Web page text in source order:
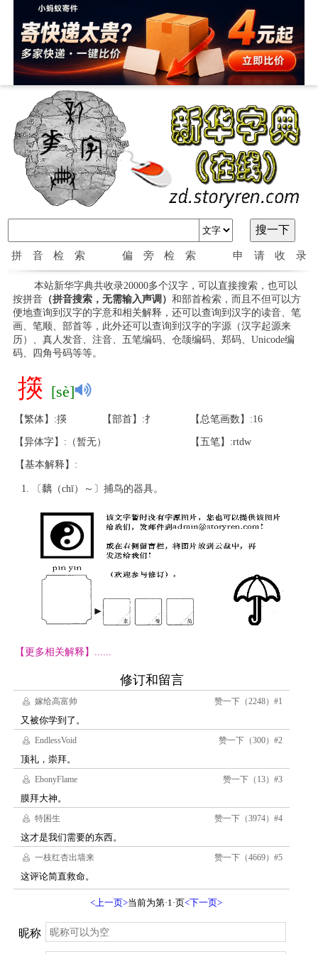
拼音检索 偏旁检索 申请收录
本站新华字典共收录20000多个汉字，可以直接搜索，也可以
按拼音（拼音搜索，无需输入声调） 和部首检索，而且不但可以方
便地查询到汉字的字意和相关解释，还可以查询到汉字的读音、笔
画、笔顺、部首等，此外还可以查询到汉字的字源（汉字起源来
历）、真人发音、注音、五笔编码、仓颉编码、郑码、Unicode编
码、四角号码等等。
擌 [sè]
【繁体】:擌 【部首】:扌 【总笔画数】:16
【异体字】:（暂无） 【五笔】:rtdw
【基本解释】:
〔黐（chī）～〕捕鸟的器具。
【更多相关解释】......